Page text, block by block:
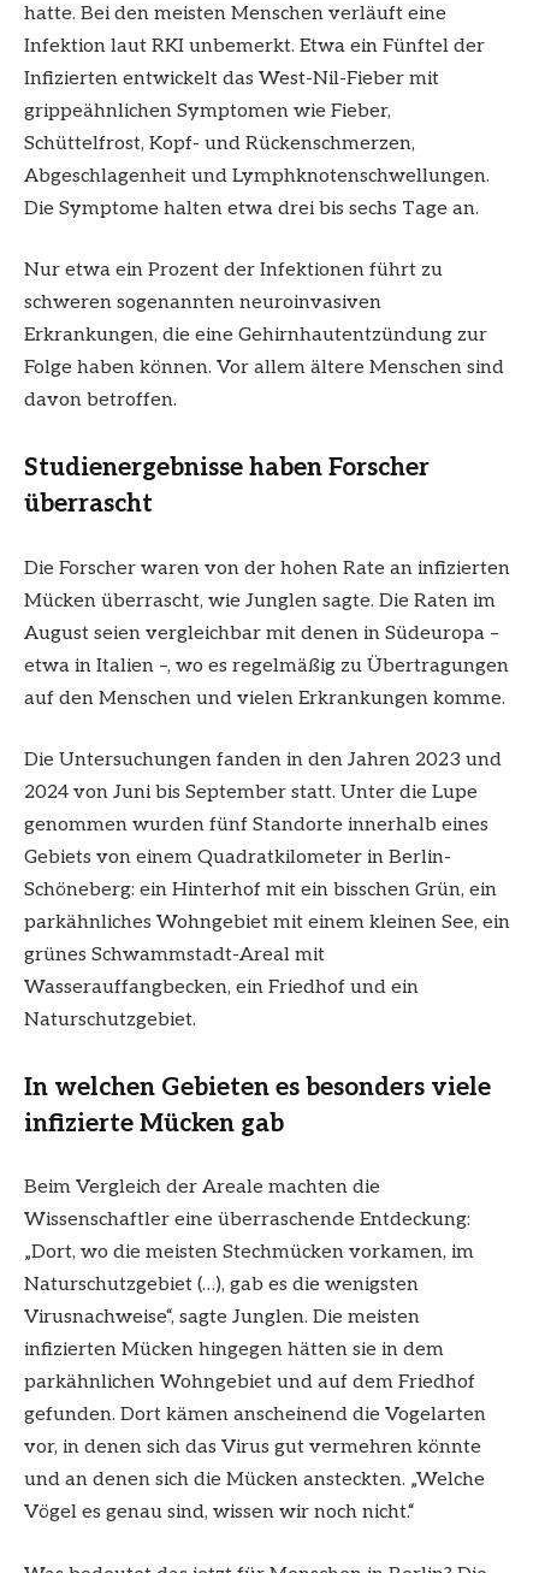
hatte. Bei den meisten Menschen verläuft eine
Infektion laut RKI unbemerkt. Etwa ein Fünftel der
Infizierten entwickelt das West-Nil-Fieber mit
grippeähnlichen Symptomen wie Fieber,
Schüttelfrost, Kopf- und Rückenschmerzen,
Abgeschlagenheit und Lymphknotenschwellungen.
Die Symptome halten etwa drei bis sechs Tage an.
Nur etwa ein Prozent der Infektionen führt zu
schweren sogenannten neuroinvasiven
Erkrankungen, die eine Gehirnhautentzündung zur
Folge haben können. Vor allem ältere Menschen sind
davon betroffen.
Studienergebnisse haben Forscher
überrascht
Die Forscher waren von der hohen Rate an infizierten
Mücken überrascht, wie Junglen sagte. Die Raten im
August seien vergleichbar mit denen in Südeuropa –
etwa in Italien –, wo es regelmäßig zu Übertragungen
auf den Menschen und vielen Erkrankungen komme.
Die Untersuchungen fanden in den Jahren 2023 und
2024 von Juni bis September statt. Unter die Lupe
genommen wurden fünf Standorte innerhalb eines
Gebiets von einem Quadratkilometer in Berlin-
Schöneberg: ein Hinterhof mit ein bisschen Grün, ein
parkähnliches Wohngebiet mit einem kleinen See, ein
grünes Schwammstadt-Areal mit
Wasserauffangbecken, ein Friedhof und ein
Naturschutzgebiet.
In welchen Gebieten es besonders viele
infizierte Mücken gab
Beim Vergleich der Areale machten die
Wissenschaftler eine überraschende Entdeckung:
„Dort, wo die meisten Stechmücken vorkamen, im
Naturschutzgebiet (…), gab es die wenigsten
Virusnachweise“, sagte Junglen. Die meisten
infizierten Mücken hingegen hätten sie in dem
parkähnlichen Wohngebiet und auf dem Friedhof
gefunden. Dort kämen anscheinend die Vogelarten
vor, in denen sich das Virus gut vermehren könnte
und an denen sich die Mücken ansteckten. „Welche
Vögel es genau sind, wissen wir noch nicht.“